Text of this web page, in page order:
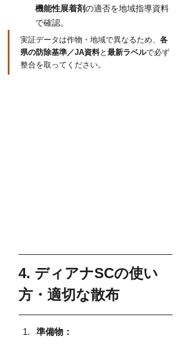
機能性展着剤の適否を地域指導資料
で確認。
実証データは作物・地域で異なるため、 各
県の防除基準／JA資料と 最新ラベルで必ず
整合を取ってください。
4. ディアナSCの使い
方・適切な散布
準備物：